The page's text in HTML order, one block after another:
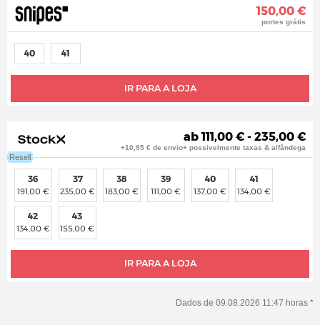
150,00 €
portes grátis
IR PARA A LOJA
40 41
Resell
ab 111,00 € - 235,00 €
+10,95 € de envio+ possivelmente taxas & alfândega
IR PARA A LOJA
36
191,00 €
37
235,00 €
38
183,00 €
39
111,00 €
40
137,00 €
41
134,00 €
42
134,00 €
43
155,00 €
Dados de 09.08.2026 11:47 horas *